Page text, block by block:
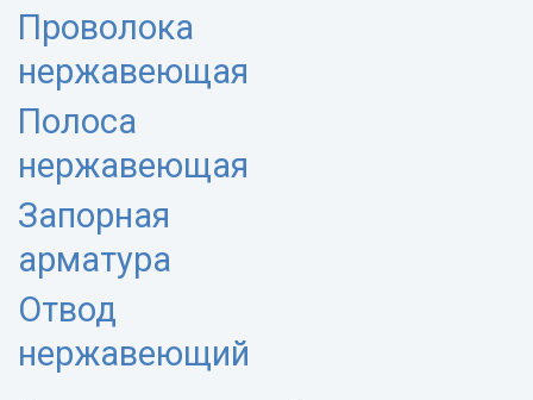
Проволока
нержавеющая
Полоса
нержавеющая
Запорная
арматура
Отвод
нержавеющий